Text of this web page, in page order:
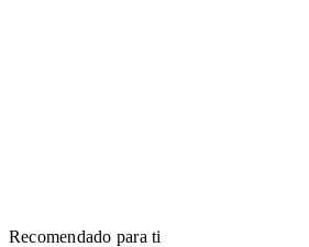
Recomendado para ti